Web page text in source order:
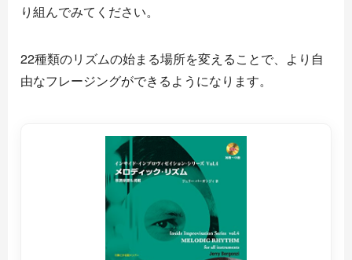
り組んでみてください。
22種類のリズムの始まる場所を変えることで、より自
由なフレージングができるようになります。